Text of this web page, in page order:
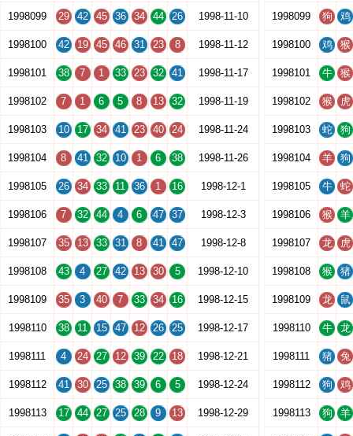
1998099 29 42 45 36 34 44 26 1998-11-10
1998100 42 19 45 46 31 23 8 1998-11-12
1998101 38 7 1 33 23 32 41 1998-11-17
1998102 7 1 6 5 8 13 32 1998-11-19
1998103 10 17 34 41 23 40 24 1998-11-24
1998104 8 41 32 10 1 6 38 1998-11-26
1998105 26 34 33 11 36 1 16 1998-12-1
1998106 7 32 44 4 6 47 37 1998-12-3
1998107 35 13 33 31 8 41 47 1998-12-8
1998108 43 4 27 42 13 30 5 1998-12-10
1998109 35 3 40 7 33 34 16 1998-12-15
1998110 38 11 15 47 12 26 25 1998-12-17
1998111 4 24 27 12 39 22 18 1998-12-21
1998112 41 30 25 38 39 6 5 1998-12-24
1998113 17 44 27 25 28 9 13 1998-12-29
1998099 狗 鸡
1998100 鸡 猴
1998101 牛 猴
1998102 猴 虎
1998103 蛇 狗
1998104 羊 狗
1998105 牛 蛇
1998106 猴 羊
1998107 龙 虎
1998108 猴 猪
1998109 龙 鼠
1998110 牛 龙
1998111 猪 兔
1998112 狗 鸡
1998113 狗 羊